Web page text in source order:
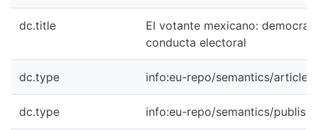
dc.title
El votante mexicano:
conducta electoral
dc.type info:eu-repo/semantics/article
dc.type info:eu-repo/semantics/